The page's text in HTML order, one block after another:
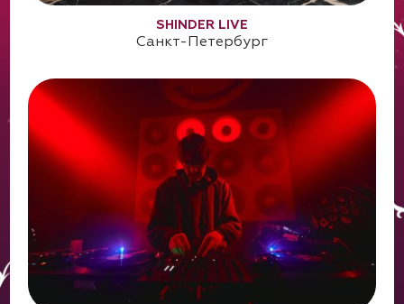
SHINDER LIVE
Санкт-Петербург